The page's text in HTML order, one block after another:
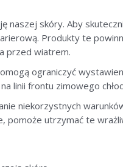
naszej skóry. Aby
Produkty te
przed wiatrem.
ograniczyć
linii frontu zimowego
niekorzystnych
pomoże utrzymać te